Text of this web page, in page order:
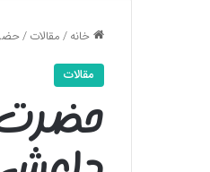
خانه/مقالات/
مقالات
حضرت